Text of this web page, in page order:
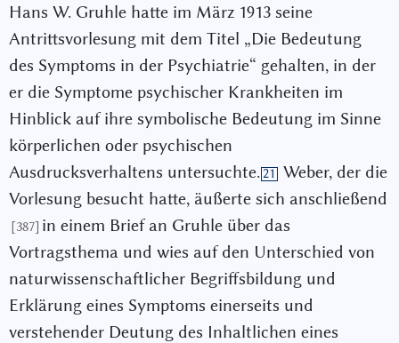
Hans W. Gruhle hatte im März 1913 seine
Antrittsvorlesung mit dem Titel „Die Bedeutung
des Symptoms in der Psychiatrie“ gehalten, in der
er die Symptome psychischer Krankheiten im
Hinblick auf ihre symbolische Bedeutung im Sinne
körperlichen oder psychischen
Ausdrucksverhaltens untersuchte.21
Weber, der die
Vorlesung besucht hatte, äußerte sich anschließend
[387] in einem Brief an Gruhle über das
Vortragsthema und wies auf den Unterschied von
naturwissenschaftlicher Begriffsbildung und
Erklärung eines Symptoms einerseits und
verstehender Deutung des Inhaltlichen eines